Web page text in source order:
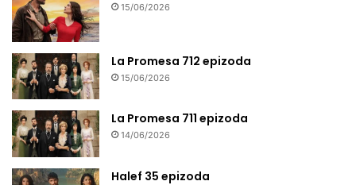
15/06/2026
La Promesa 712 epizoda
15/06/2026
La Promesa 711 epizoda
14/06/2026
Halef 35 epizoda